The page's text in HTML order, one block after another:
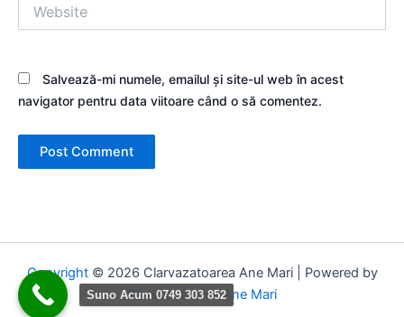
Salvează-mi numele, emailul și site-ul web în acest
navigator pentru data viitoare când o să comentez.
Copyright© 2026 Clarvazatoarea Ane Mari | Powered by
Clarvazatoarea Ane Mari
Suno Acum 0749 303 852